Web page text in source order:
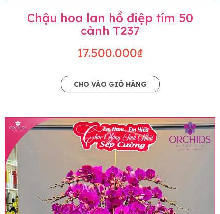
Chậu hoa lan hồ điệp tím 50
cành T237
17.500.000₫
CHO VÀO GIỎ HÀNG